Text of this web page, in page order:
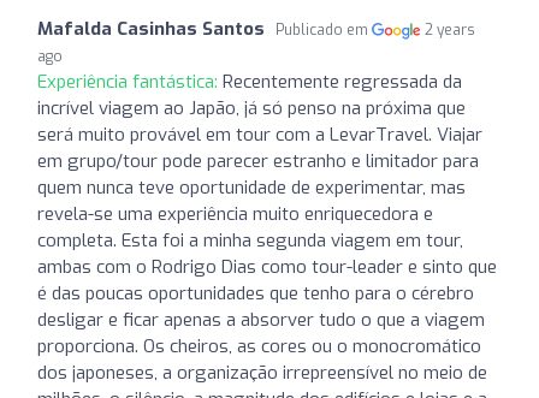
Mafalda Casinhas Santos Publicado em
2 years
ago
Experiência fantástica: Recentemente regressada da
incrível viagem ao Japão, já só penso na próxima que
será muito provável em tour com a LevarTravel. Viajar
em grupo/tour pode parecer estranho e limitador para
quem nunca teve oportunidade de experimentar, mas
revela-se uma experiência muito enriquecedora e
completa. Esta foi a minha segunda viagem em tour,
ambas com o Rodrigo Dias como tour-leader e sinto que
é das poucas oportunidades que tenho para o cérebro
desligar e ficar apenas a absorver tudo o que a viagem
proporciona. Os cheiros, as cores ou o monocromático
dos japoneses, a organização irrepreensível no meio de